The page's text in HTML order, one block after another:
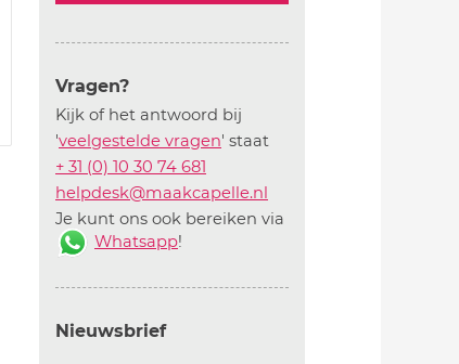
Vragen?
Kijk of het antwoord bij
'veelgestelde vragen' staat
+ 31 (0) 10 30 74 681
helpdesk@maakcapelle.nl
Je kunt ons ook bereiken via
Whatsapp!
Nieuwsbrief